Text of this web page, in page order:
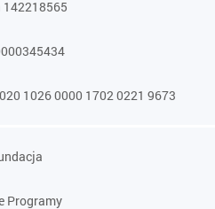
142218565
1026 0000 1702 0221 9673
Programy